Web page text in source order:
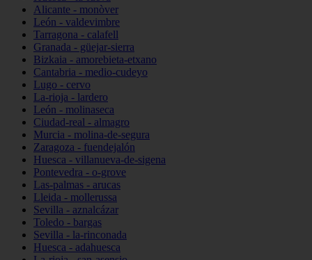
Alicante - monòver
León - valdevimbre
Tarragona - calafell
Granada - güejar-sierra
Bizkaia - amorebieta-etxano
Cantabria - medio-cudeyo
Lugo - cervo
La-rioja - lardero
León - molinaseca
Ciudad-real - almagro
Murcia - molina-de-segura
Zaragoza - fuendejalón
Huesca - villanueva-de-sigena
Pontevedra - o-grove
Las-palmas - arucas
Lleida - mollerussa
Sevilla - aznalcázar
Toledo - bargas
Sevilla - la-rinconada
Huesca - adahuesca